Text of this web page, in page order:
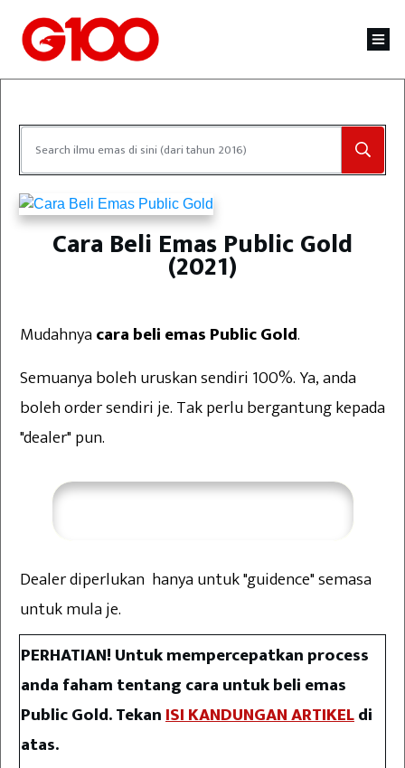
Cara Beli Emas Public Gold
(2021)
Mudahnyacara beli emas Public Gold.
Semuanya boleh uruskan sendiri 100%. Ya, anda
boleh order sendiri je. Tak perlu bergantung kepada
"dealer" pun.
Dealer diperlukan hanya untuk "guidence" semasa
untuk mula je.
PERHATIAN! Untuk mempercepatkan process
anda faham tentang cara untuk beli emas
Public Gold. TekanISI KANDUNGAN ARTIKELdi
atas.